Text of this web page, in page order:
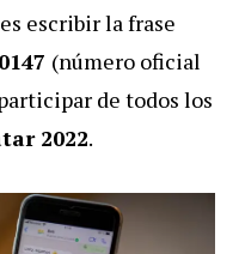
escribir la frase
(número oficial
de todos los
2022.